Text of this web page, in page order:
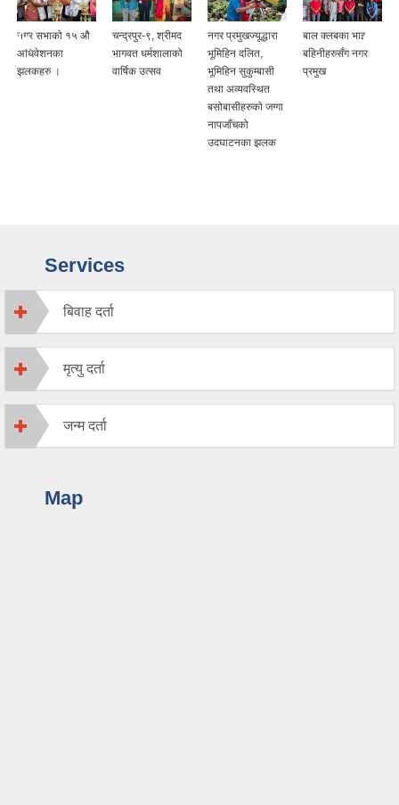
नगर सभाको १५ औ
अधिवेशनका
झलकहरु ।
चन्द्रपुर-९, श्रीमद
भागवत धर्मशालाको
वार्षिक उत्सव
नगर प्रमुखज्यूद्धारा
भूमिहिन दलित,
भूमिहिन सुकुम्बासी
तथा अव्यवस्थित
बसोबासीहरुको जग्गा
नापजाँचको
उदघाटनका झलक
बाल क्लबका भाइ
बहिनीहरुसँग नगर
प्रमुख
Services
बिवाह दर्ता
मृत्यु दर्ता
जन्म दर्ता
Map